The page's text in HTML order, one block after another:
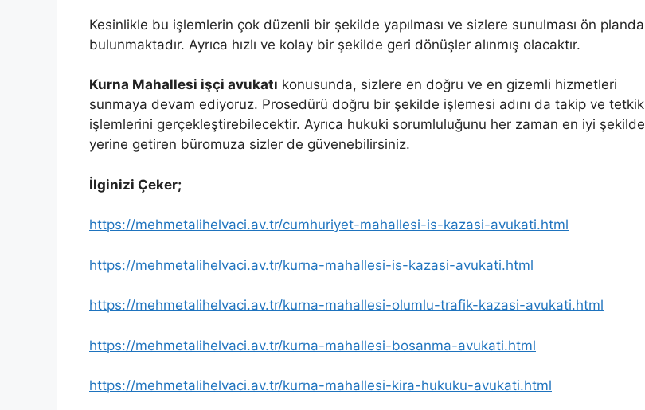
Kesinlikle bu işlemlerin çok düzenli bir şekilde yapılması ve sizlere sunulması ön planda
bulunmaktadır. Ayrıca hızlı ve kolay bir şekilde geri dönüşler alınmış olacaktır.
Kurna Mahallesi işçi avukatı konusunda, sizlere en doğru ve en gizemli hizmetleri
sunmaya devam ediyoruz. Prosedürü doğru bir şekilde işlemesi adını da takip ve tetkik
işlemlerini gerçekleştirebilecektir. Ayrıca hukuki sorumluluğunu her zaman en iyi şekilde
yerine getiren büromuza sizler de güvenebilirsiniz.
İlginizi Çeker;
https://mehmetalihelvaci.av.tr/cumhuriyet-mahallesi-is-kazasi-avukati.html
https://mehmetalihelvaci.av.tr/kurna-mahallesi-is-kazasi-avukati.html
https://mehmetalihelvaci.av.tr/kurna-mahallesi-olumlu-trafik-kazasi-avukati.html
https://mehmetalihelvaci.av.tr/kurna-mahallesi-bosanma-avukati.html
https://mehmetalihelvaci.av.tr/kurna-mahallesi-kira-hukuku-avukati.html